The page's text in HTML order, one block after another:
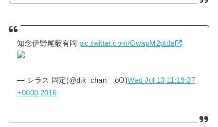
知念伊野尾薮有岡 pic.twitter.com/GwapM2ptde
— シラス 固定(@dik_chan__oO)Wed Jul 13 11:19:37
+0000 2016